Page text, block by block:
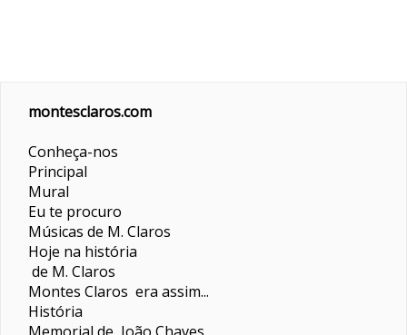
montesclaros.com
Conheça-nos
Principal
Mural
Eu te procuro
Músicas de M. Claros
Hoje na história
de M. Claros
Montes Claros era assim...
História
Memorial de João Chaves